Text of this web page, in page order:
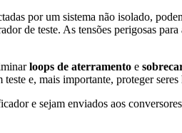
por um sistema não isolado,
de teste. As tensões perigosas
loops de aterramento e
e, mais importante, proteger
e sejam enviados aos